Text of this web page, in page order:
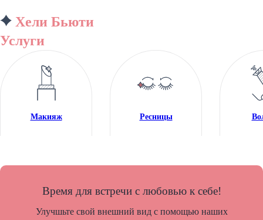
Хели Бьюти
Услуги
Макияж Ресницы
Время для встречи с любовью к себе!
Улучшьте свой внешний вид с помощью наших